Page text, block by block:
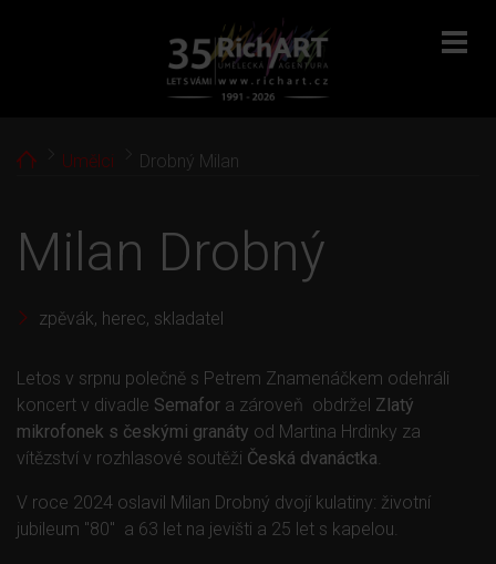
HomeUmělci Drobný Milan
Milan Drobný
zpěvák, herec, skladatel
Letos v srpnu polečně s Petrem Znamenáčkem odehráli
koncert v divadle Semafor a zároveň obdržel Zlatý
mikrofonek s českými granáty od Martina Hrdinky za
vítězství v rozhlasové soutěži Česká dvanáctka.
V roce 2024 oslavil Milan Drobný dvojí kulatiny: životní
jubileum "80" a 63 let na jevišti a 25 let s kapelou.